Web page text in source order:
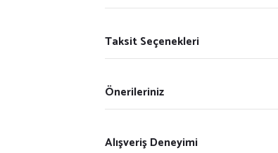
Taksit Seçenekleri
Önerileriniz
Alışveriş Deneyimi